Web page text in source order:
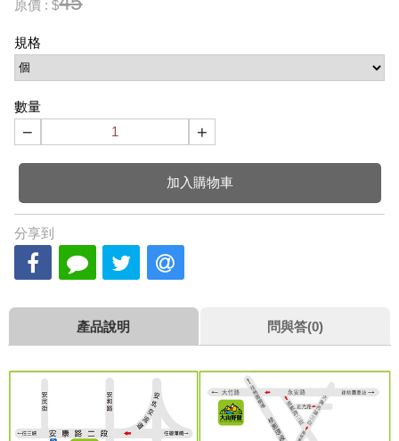
原價 : $
規格
數量
− +
加入購物車
分享到
產品說明 問與答(0)